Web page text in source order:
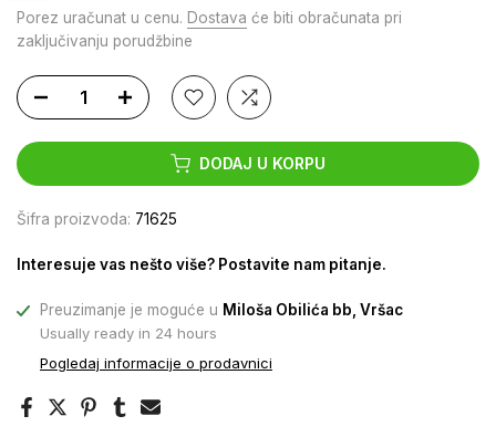
Porez uračunat u cenu. Dostava će biti obračunata pri
zaključivanju porudžbine
DODAJ U KORPU
Šifra proizvoda: 71625
Interesuje vas nešto više? Postavite nam pitanje.
Preuzimanje je moguće u Miloša Obilića bb, Vršac
Usually ready in 24 hours
Pogledaj informacije o prodavnici